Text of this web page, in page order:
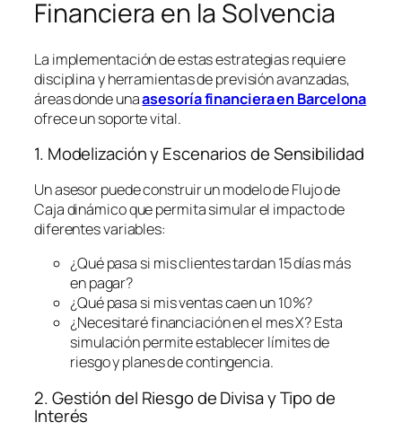
Financiera en la Solvencia
La implementación de estas estrategias requiere
disciplina y herramientas de previsión avanzadas,
áreas donde unaasesoría financiera en Barcelona
ofrece un soporte vital.
1. Modelización y Escenarios de Sensibilidad
Un asesor puede construir un modelo de Flujo de
Caja dinámico que permita simular el impacto de
diferentes variables:
¿Qué pasa si mis clientes tardan 15 días más
en pagar?
¿Qué pasa si mis ventas caen un 10%?
¿Necesitaré financiación en el mes X? Esta
simulación permite establecer límites de
riesgo y planes de contingencia.
2. Gestión del Riesgo de Divisa y Tipo de
Interés